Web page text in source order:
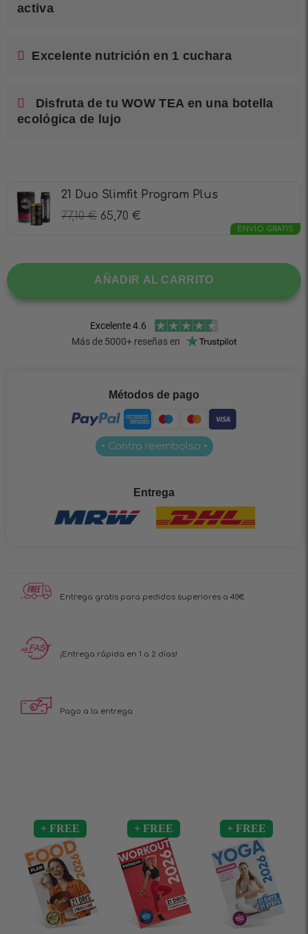
activa
Excelente nutrición en 1 cuchara
Disfruta de tu WOW TEA en una botella
ecológica de lujo
21 Duo Slimfit Program Plus
77,10€ 65,70 €
ENVÍO GRATIS
AÑADIR AL CARRITO
Métodos de pago
• Contra reembolso •
Entrega
Entrega gratis para pedidos superiores a 40€
¡Entrega rápida en 1 a 2 días!
Pago a la entrega